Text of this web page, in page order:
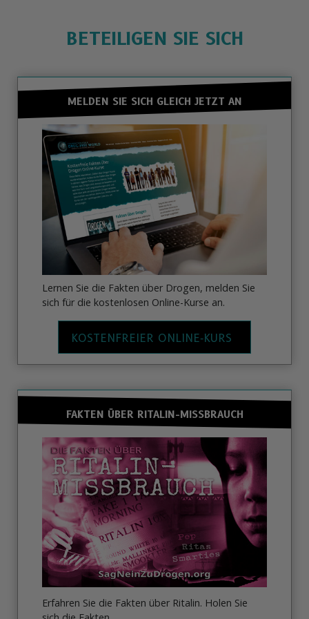
BETEILIGEN SIE SICH
MELDEN SIE SICH GLEICH JETZT AN
Lernen Sie die Fakten über Drogen, melden Sie
sich für die kostenlosen Online-Kurse an.
KOSTENFREIER ONLINE‑KURS
FAKTEN ÜBER RITALIN-MISSBRAUCH
Erfahren Sie die Fakten über Ritalin. Holen Sie